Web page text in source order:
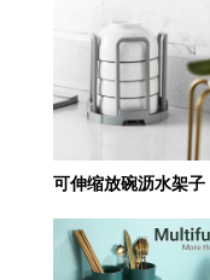
可伸缩放碗沥水架子